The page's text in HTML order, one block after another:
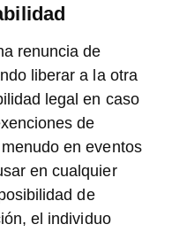
renuncia de
liberar a la otra
legal en caso
de
en eventos
en cualquier
de
el individuo